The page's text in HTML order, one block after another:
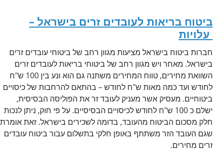
ביטוח בריאות לעובדים זרים בישראל –
עלויות
חברות ביטוח בישראל מציעות מגוון רחב של ביטוחי עובדים זרים
בישראל. מאחר ויש מגוון רחב של ביטוחי בריאות לעובדים זרים
השוואת מחירים, טווח המחירים משתנה גם הוא ונע בין 100 ש"ח
לחודש ועד כמה מאות ש"ח לחודש – בהתאם להרחבות של כיסויים
ביטוחיים. מעסיק אשר מעניק לעובד זר את הפוליסה הבסיסית,
ישלם כ 100 ש"ח לחודש לכיסויים הבסיסיים. על פי חוק, ניתן לנכות
חלק מסכום הביטוח מהעובד, בדומה לשכירים בישראל. זאת אומרת
שגם העובד הזר משתתף באופן חלקי בתשלום עבור ביטוח עובדים
זרים מחירים.